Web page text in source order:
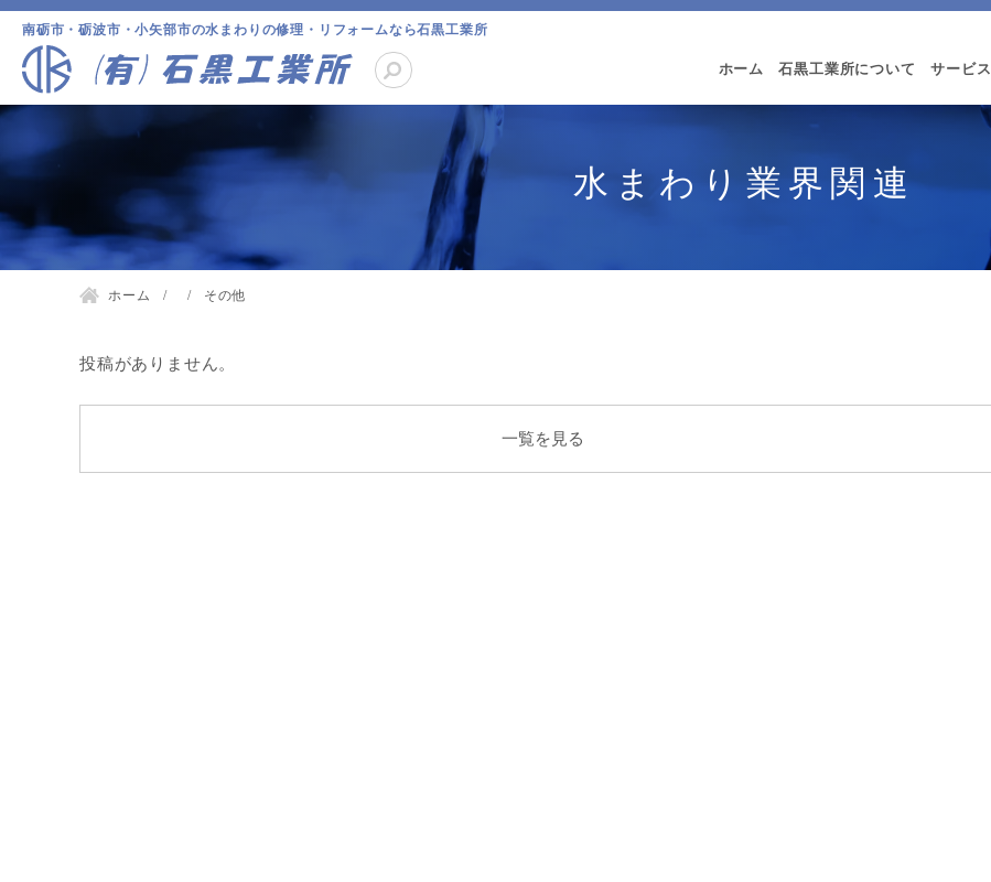
南砺市・砺波市・小矢部市の水まわりの修理・リフォームなら石黒工業所
ホーム 石黒工業所について サービス
水まわり業界関連
ホーム その他
投稿がありません。
一覧を見る